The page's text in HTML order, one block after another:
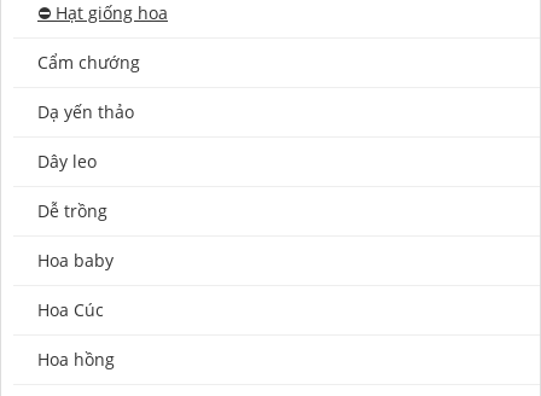
⛔️ Hạt giống hoa
Cẩm chướng
Dạ yến thảo
Dây leo
Dễ trồng
Hoa baby
Hoa Cúc
Hoa hồng